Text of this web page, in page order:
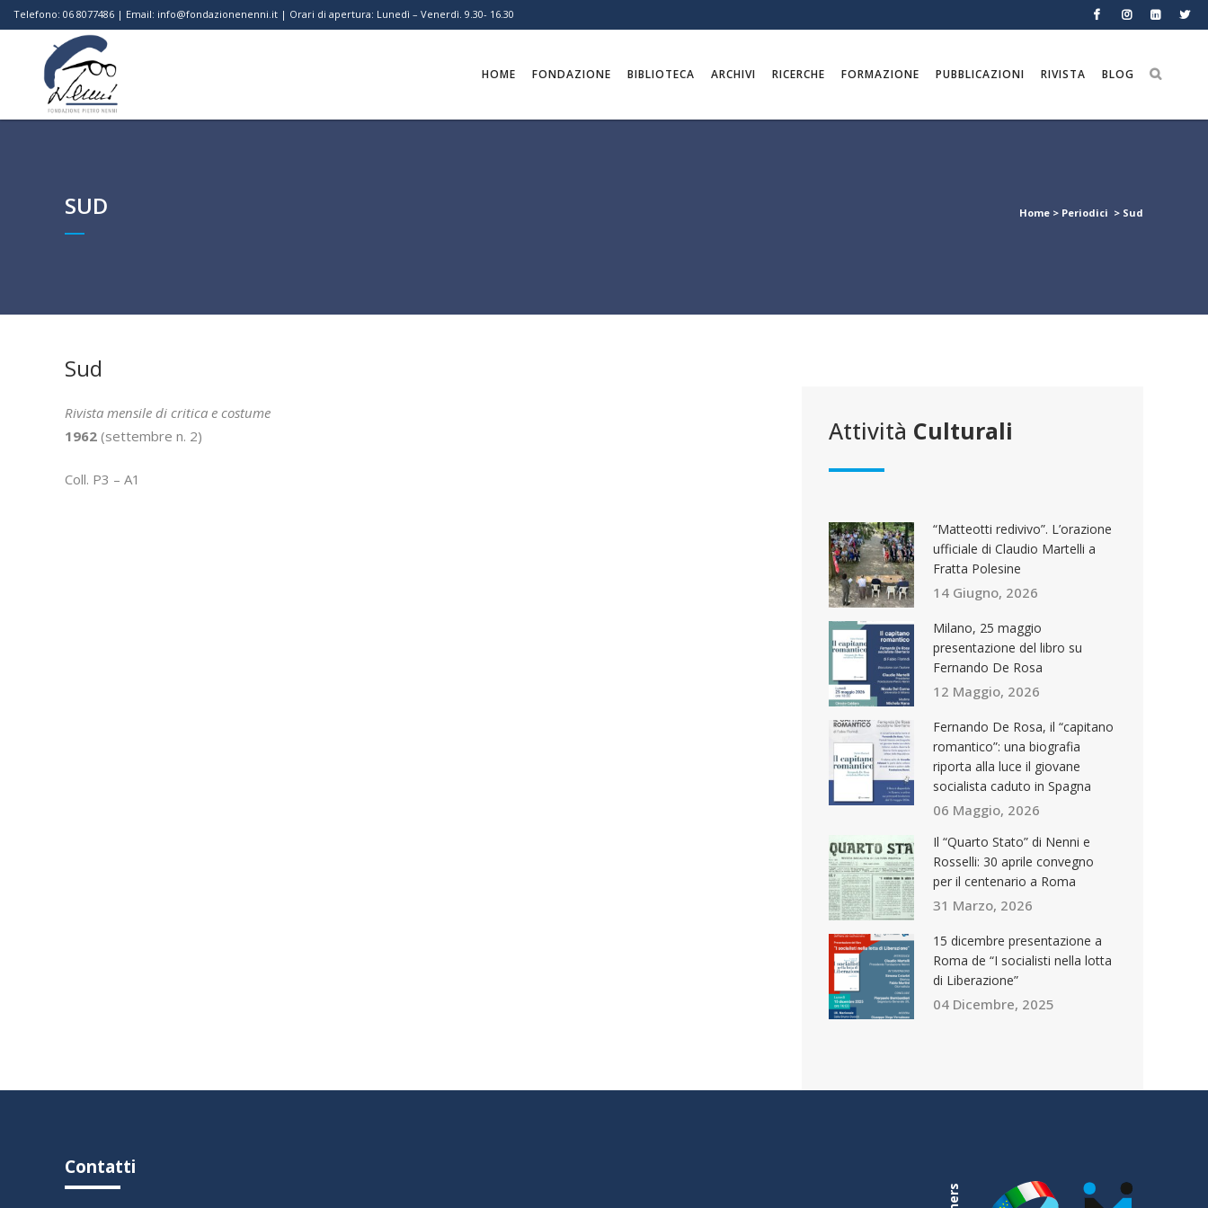
Telefono: 06 8077486 | Email: info@fondazionenenni.it | Orari di apertura: Lunedì – Venerdì. 9.30- 16.30
HOME FONDAZIONE BIBLIOTECA ARCHIVI RICERCHE FORMAZIONE PUBBLICAZIONI RIVISTA BLOG
SUD Home > Periodici > Sud
Sud
Rivista mensile di critica e costume
1962 (settembre n. 2)
Coll. P3 – A1
Attività Culturali
“Matteotti redivivo”. L’orazione
ufficiale di Claudio Martelli a
Fratta Polesine
14 Giugno, 2026
Milano, 25 maggio
presentazione del libro su
Fernando De Rosa
12 Maggio, 2026
Fernando De Rosa, il “capitano
romantico”: una biografia
riporta alla luce il giovane
socialista caduto in Spagna
06 Maggio, 2026
Il “Quarto Stato” di Nenni e
Rosselli: 30 aprile convegno
per il centenario a Roma
31 Marzo, 2026
15 dicembre presentazione a
Roma de “I socialisti nella lotta
di Liberazione”
04 Dicembre, 2025
Contatti